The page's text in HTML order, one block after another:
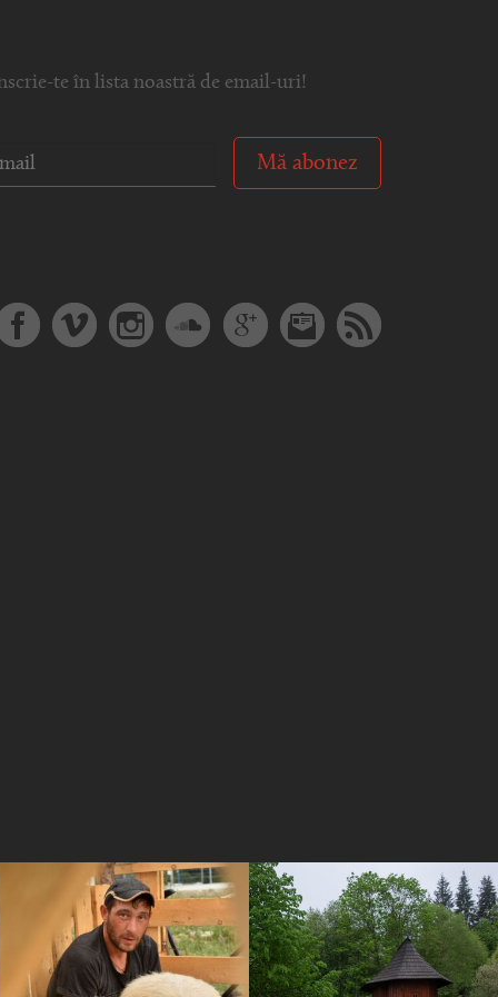
te în lista noastră de email-uri!
Mă abonez